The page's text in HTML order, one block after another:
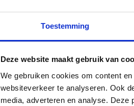
Toestemming
Deze website maakt gebruik van
We gebruiken cookies om content
websiteverkeer te analyseren. Ook
media, adverteren en analyse. Deze